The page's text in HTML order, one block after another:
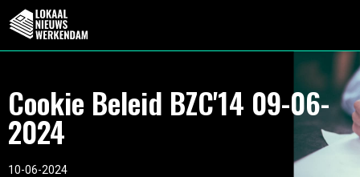
Cookie Beleid BZC'14 09-06-
2024
10-06-2024